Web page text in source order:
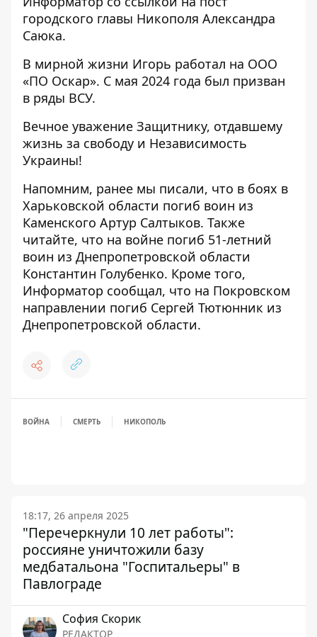
городского главы Никополя Александра
Саюка.
В мирной жизни Игорь работал на ООО
«ПО Оскар». С мая 2024 года был призван
в ряды ВСУ.
Вечное уважение Защитнику, отдавшему
жизнь за свободу и Независимость
Украины!
Напомним, ранее мы писали, что в боях в
Харьковской области погиб воин из
Каменского Артур Салтыков. Также
читайте, что на войне погиб 51-летний
воин из Днепропетровской области
Константин Голубенко. Кроме того,
Информатор сообщал, что на Покровском
направлении погиб Сергей Тютюнник из
Днепропетровской области.
ВОЙНА СМЕРТЬ НИКОПОЛЬ
18:17, 26 апреля 2025
"Перечеркнули 10 лет работы":
россияне уничтожили базу
медбатальона "Госпитальеры" в
Павлограде
София Скорик
РЕДАКТОР